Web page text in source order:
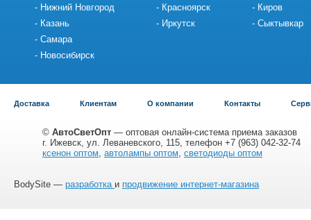
Нижний Новгород
Казань
Самара
Новосибирск
Красноярск
Иркутск
Киров
Сыктывкар
Доставка Клиентам О компании Контакты
© АвтоСветОпт — оптовая онлайн-система приема заказов
г. Ижевск, ул. Леваневского, 115, телефон +7 (963) 042-32-74
ксенон оптом, автолампы оптом, светодиоды оптом
BodySite — разработка и продвижение интернет-магазина